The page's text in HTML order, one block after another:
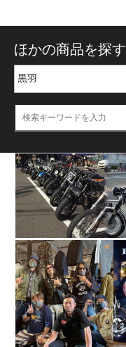
ほかの商品を探す